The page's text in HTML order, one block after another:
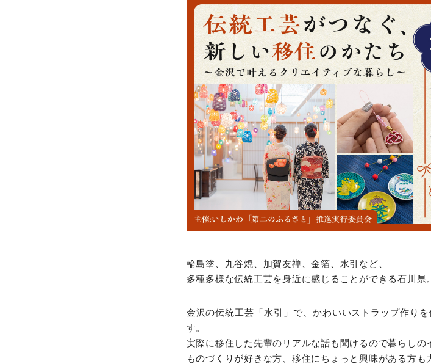
輪島塗、九谷焼、加賀友禅、金箔、水引など、
多種多様な伝統工芸を身近に感じることができる石川県。
金沢の伝統工芸「水引」で、かわいいストラップ作り
す。
実際に移住した先輩のリアルな話も聞けるので暮らしの
ものづくりが好きな方、移住にちょっと興味がある方も